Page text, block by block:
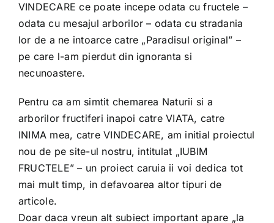
VINDECARE ce poate incepe odata cu fructele –
odata cu mesajul arborilor – odata cu stradania
lor de a ne intoarce catre „Paradisul original” –
pe care l-am pierdut din ignoranta si
necunoastere.
Pentru ca am simtit chemarea Naturii si a
arborilor fructiferi inapoi catre VIATA, catre
INIMA mea, catre VINDECARE, am initial proiectul
nou de pe site-ul nostru, intitulat „IUBIM
FRUCTELE” – un proiect caruia ii voi dedica tot
mai mult timp, in defavoarea altor tipuri de
articole.
Doar daca vreun alt subiect important apare „la